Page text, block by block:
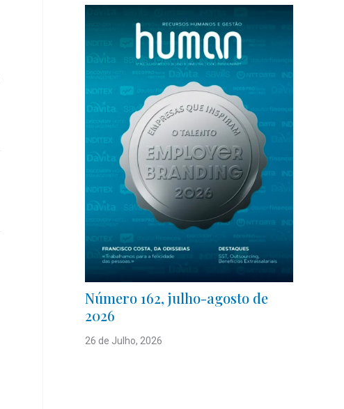
Número 162, julho-agosto de
2026
26 de Julho, 2026